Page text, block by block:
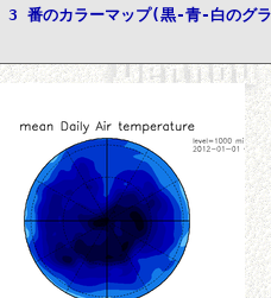
のカラーマップ(黒-青-白のグラ